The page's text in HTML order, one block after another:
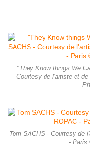
"They Know things We
Courtesy de l'artiste et
Tom SACHS - Courtesy de
- Paris